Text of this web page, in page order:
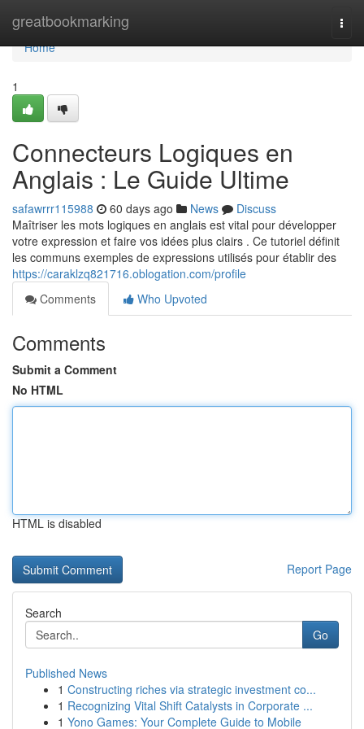
greatbookmarking
Home
Home
1
Connecteurs Logiques en
Anglais : Le Guide Ultime
safawrrr115988 60 days ago News
Discuss
Maîtriser les mots logiques en anglais est vital pour développer
votre expression et faire vos idées plus clairs . Ce tutoriel définit
les communs exemples de expressions utilisés pour établir des
https://caraklzq821716.oblogation.com/profile
Comments
Who Upvoted
Comments
Submit a Comment
No HTML
HTML is disabled
Report Page
Search
Go
Published News
1 Constructing riches via strategic investment co...
1 Recognizing Vital Shift Catalysts in Corporate ...
1 Yono Games: Your Complete Guide to Mobile